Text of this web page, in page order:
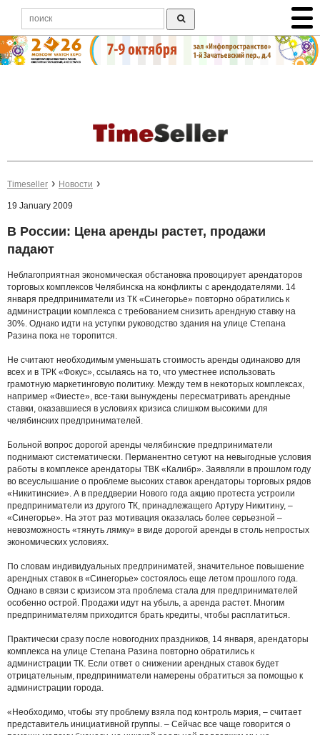
Timeseller Новости
19 January 2009
В России: Цена аренды растет, продажи
падают
Неблагоприятная экономическая обстановка провоцирует арендаторов
торговых комплексов Челябинска на конфликты с арендодателями. 14
января предприниматели из ТК «Синегорье» повторно обратились к
администрации комплекса с требованием снизить арендную ставку на
30%. Однако идти на уступки руководство здания на улице Степана
Разина пока не торопится.
Не считают необходимым уменьшать стоимость аренды одинаково для
всех и в ТРК «Фокус», ссылаясь на то, что уместнее использовать
грамотную маркетинговую политику. Между тем в некоторых комплексах,
например «Фиесте», все-таки вынуждены пересматривать арендные
ставки, оказавшиеся в условиях кризиса слишком высокими для
челябинских предпринимателей.
Больной вопрос дорогой аренды челябинские предприниматели
поднимают систематически. Перманентно сетуют на невыгодные условия
работы в комплексе арендаторы ТВК «Калибр». Заявляли в прошлом году
во всеуслышание о проблеме высоких ставок арендаторы торговых рядов
«Никитинские». А в преддверии Нового года акцию протеста устроили
предприниматели из другого ТК, принадлежащего Артуру Никитину, –
«Синегорье». На этот раз мотивация оказалась более серьезной –
невозможность «тянуть лямку» в виде дорогой аренды в столь непростых
экономических условиях.
По словам индивидуальных предприниматей, значительное повышение
арендных ставок в «Синегорье» состоялось еще летом прошлого года.
Однако в связи с кризисом эта проблема стала для предпринимателей
особенно острой. Продажи идут на убыль, а аренда растет. Многим
предпринимателям приходится брать кредиты, чтобы расплатиться.
Практически сразу после новогодних праздников, 14 января, арендаторы
комплекса на улице Степана Разина повторно обратились к
администрации ТК. Если ответ о снижении арендных ставок будет
отрицательным, предприниматели намерены обратиться за помощью к
администрации города.
«Необходимо, чтобы эту проблему взяла под контроль мэрия, – считает
представитель инициативной группы. – Сейчас все чаще говорится о